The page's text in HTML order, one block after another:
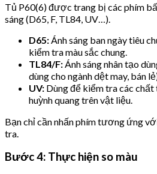
Tủ P60(6) được trang bị các phím
sáng (D65, F, TL84, UV…).
D65: Ánh sáng ban ngày tiêu
kiểm tra màu sắc chung.
TL84/F: Ánh sáng nhân tạo
dùng cho ngành dệt may, bán
UV: Dùng để kiểm tra các
huỳnh quang trên vật liệu.
Bạn chỉ cần nhấn phím tương ứng
tra.
Bước 4: Thực hiện so màu